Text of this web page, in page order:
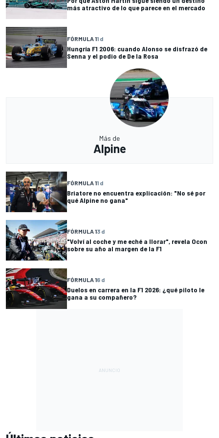
más atractivo de lo que parece en el mercado
FÓRMULA 11 d
Hungría F1 2006: cuando Alonso se disfrazó de
Senna y el podio de De la Rosa
Más de
Alpine
FÓRMULA 11 d
Briatore no encuentra explicación: "No sé por
qué Alpine no gana"
FÓRMULA 13 d
"Volví al coche y me eché a llorar", revela Ocon
sobre su año al margen de la F1
FÓRMULA 16 d
Duelos en carrera en la F1 2026: ¿qué piloto le
gana a su compañero?